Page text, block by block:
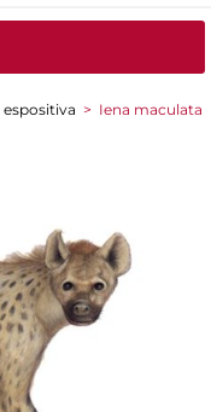
espositiva > Iena maculata